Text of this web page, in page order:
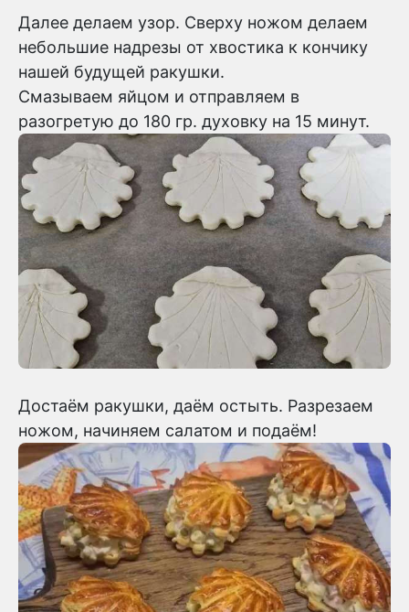
Далее делаем узор. Сверху ножом делаем
небольшие надрезы от хвостика к кончику
нашей будущей ракушки.
Смазываем яйцом и отправляем в
разогретую до 180 гр. духовку на 15 минут.
Достаём ракушки, даём остыть. Разрезаем
ножом, начиняем салатом и подаём!